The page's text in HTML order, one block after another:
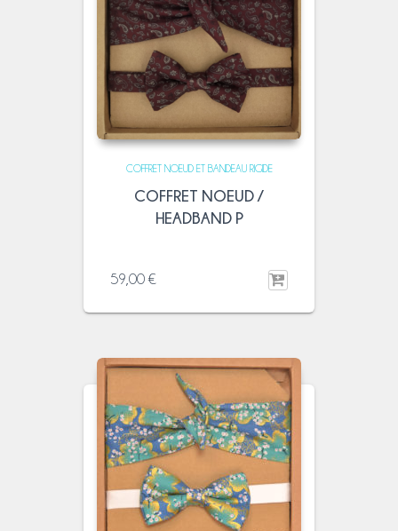
COFFRET NOEUD ET BANDEAU RIGIDE
COFFRET NOEUD /
HEADBAND P
59,00€